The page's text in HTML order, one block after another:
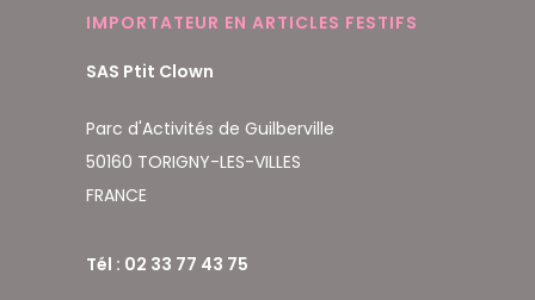
IMPORTATEUR EN ARTICLES FESTIFS
SAS Ptit Clown
Parc d'Activités de Guilberville
50160 TORIGNY-LES-VILLES
FRANCE
Tél : 02 33 77 43 75